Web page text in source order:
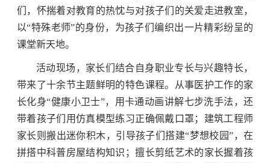
们，怀揣着对教育的热忱与对孩子们的关爱走进教室，
以“特殊老师”的身份，为孩子们编织出一片精彩纷呈的
课堂新天地。
活动现场，家长们结合自身职业专长与兴趣特长，
带来了十余节主题鲜明的特色课程。从事医护工作的家
长化身“健康小卫士”，用卡通动画讲解七步洗手法，还
带着孩子们用仿真模型练习正确佩戴口罩；建筑工程师
家长则搬出迷你积木，引导孩子们搭建“梦想校园”，在
拼搭中科普房屋结构知识；擅长剪纸艺术的家长握着孩